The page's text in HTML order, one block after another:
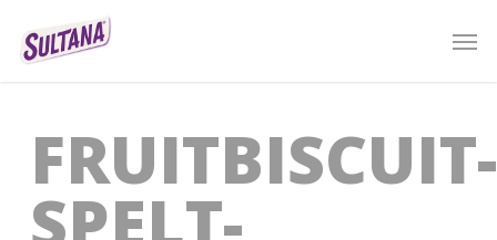
FRUITBISCUIT-
SPELT-